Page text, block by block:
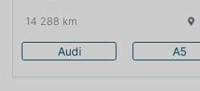
14 288 km
Audi A5